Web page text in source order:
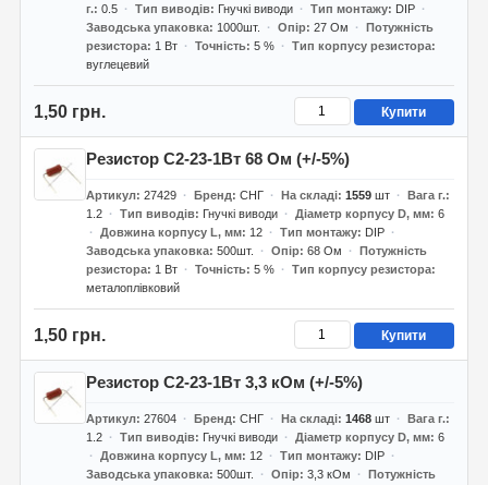
г. 0.5 Тип виводів Гнучкі виводи Тип монтажу
DIP
Заводська упаковка
1000шт. Опір 27 Ом
Потужність
резистора
1 Вт Точність 5 %
Тип корпусу резистора
вуглецевий
1,50 грн. Купити
Резистор С2-23-1Вт 68 Ом (+/-5%)
Артикул 27429 Бренд СНГ На складі 1559шт
Вага г.
1.2
Тип виводів Гнучкі виводи Діаметр корпусу D, мм 6
Довжина корпусу L, мм
12 Тип монтажу
DIP
Заводська упаковка 500шт. Опір 68 Ом
Потужність
резистора
1 Вт Точність 5 %
Тип корпусу резистора
металоплівковий
1,50 грн. Купити
Резистор С2-23-1Вт 3,3 кОм (+/-5%)
Артикул 27604 Бренд СНГ На складі 1468шт
Вага г.
1.2
Тип виводів Гнучкі виводи Діаметр корпусу D, мм 6
Довжина корпусу L, мм
12 Тип монтажу
DIP
Заводська упаковка 500шт. Опір 3,3 кОм
Потужність